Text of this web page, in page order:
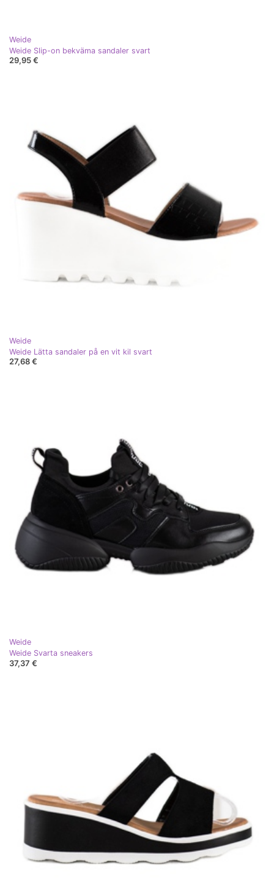
Weide
Weide Slip-on bekväma sandaler svart
29,95 €
Weide
Weide Lätta sandaler på en vit kil svart
27,68 €
Weide
Weide Svarta sneakers
37,37 €